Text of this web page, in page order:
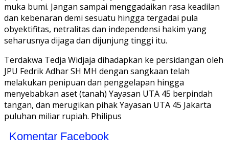
muka bumi. Jangan sampai menggadaikan rasa keadilan
dan kebenaran demi sesuatu hingga tergadai pula
obyektifitas, netralitas dan independensi hakim yang
seharusnya dijaga dan dijunjung tinggi itu.
Terdakwa Tedja Widjaja dihadapkan ke persidangan oleh
JPU Fedrik Adhar SH MH dengan sangkaan telah
melakukan penipuan dan penggelapan hingga
menyebabkan aset (tanah) Yayasan UTA 45 berpindah
tangan, dan merugikan pihak Yayasan UTA 45 Jakarta
puluhan miliar rupiah. Philipus
Komentar Facebook